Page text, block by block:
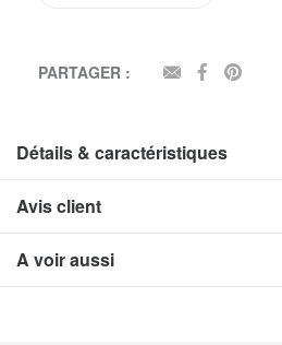
PARTAGER : EMAIL
Détails & caractéristiques
Avis client
A voir aussi